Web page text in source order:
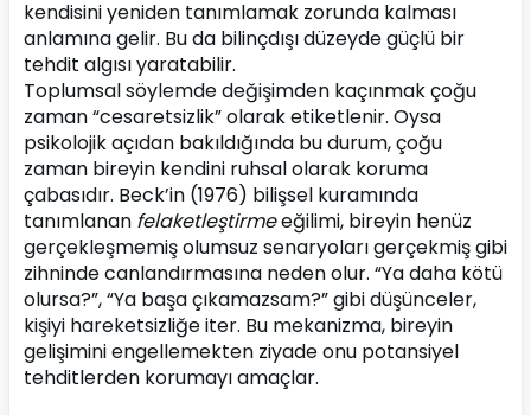
kendisini yeniden tanımlamak zorunda kalması
anlamına gelir. Bu da bilinçdışı düzeyde güçlü bir
tehdit algısı yaratabilir.
Toplumsal söylemde değişimden kaçınmak çoğu
zaman “cesaretsizlik” olarak etiketlenir. Oysa
psikolojik açıdan bakıldığında bu durum, çoğu
zaman bireyin kendini ruhsal olarak koruma
çabasıdır. Beck’in (1976) bilişsel kuramında
tanımlanan felaketleştirme eğilimi, bireyin henüz
gerçekleşmemiş olumsuz senaryoları gerçekmiş gibi
zihninde canlandırmasına neden olur. “Ya daha kötü
olursa?”, “Ya başa çıkamazsam?” gibi düşünceler,
kişiyi hareketsizliğe iter. Bu mekanizma, bireyin
gelişimini engellemekten ziyade onu potansiyel
tehditlerden korumayı amaçlar.